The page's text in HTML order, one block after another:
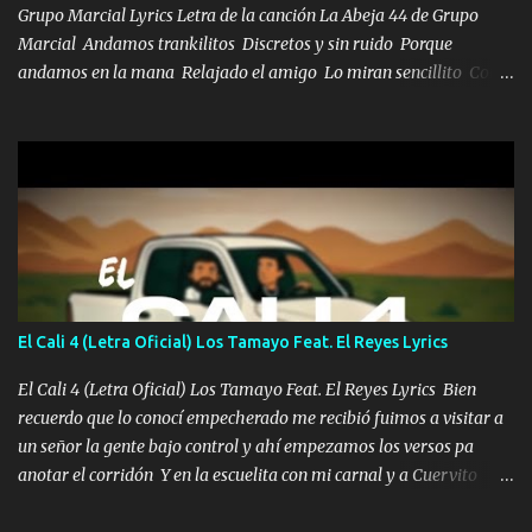
Grupo Marcial Lyrics Letra de la canción La Abeja 44 de Grupo
Marcial Andamos trankilitos Discretos y sin ruido Porque
andamos en la mana Relajado el amigo Lo miran sencillito Con
coronamos Se jala los marciales Y sus guitarras ya van sonando
Un gallardo me prendo Para agarrar el vuelo y la mente y
tranquilizando Tomense un buen trago Y así es como empezamos
los versos que voy cantando (Music) A vido alta y bajas La carreta
se atora Pero nunca le aflojamos Ya me han pasado cosas Y
aunque ustedes no sepan Pero la vida es muy corta Hay que
echarle chingazos Y seguir trabajando porque nada es...
El Cali 4 (Letra Oficial) Los Tamayo Feat. El Reyes Lyrics
El Cali 4 (Letra Oficial) Los Tamayo Feat. El Reyes Lyrics Bien
recuerdo que lo conocí empecherado me recibió fuimos a visitar a
un señor la gente bajo control y ahí empezamos los versos pa
anotar el corridón Y en la escuelita con mi carnal y a Cuervito